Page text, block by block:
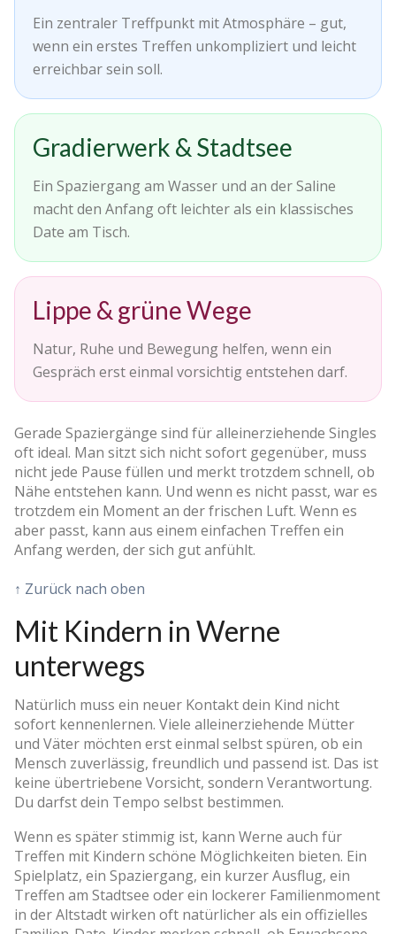
Ein zentraler Treffpunkt mit Atmosphäre – gut,
wenn ein erstes Treffen unkompliziert und leicht
erreichbar sein soll.
Gradierwerk & Stadtsee
Ein Spaziergang am Wasser und an der Saline
macht den Anfang oft leichter als ein klassisches
Date am Tisch.
Lippe & grüne Wege
Natur, Ruhe und Bewegung helfen, wenn ein
Gespräch erst einmal vorsichtig entstehen darf.
Gerade Spaziergänge sind für alleinerziehende Singles
oft ideal. Man sitzt sich nicht sofort gegenüber, muss
nicht jede Pause füllen und merkt trotzdem schnell, ob
Nähe entstehen kann. Und wenn es nicht passt, war es
trotzdem ein Moment an der frischen Luft. Wenn es
aber passt, kann aus einem einfachen Treffen ein
Anfang werden, der sich gut anfühlt.
↑ Zurück nach oben
Mit Kindern in Werne
unterwegs
Natürlich muss ein neuer Kontakt dein Kind nicht
sofort kennenlernen. Viele alleinerziehende Mütter
und Väter möchten erst einmal selbst spüren, ob ein
Mensch zuverlässig, freundlich und passend ist. Das ist
keine übertriebene Vorsicht, sondern Verantwortung.
Du darfst dein Tempo selbst bestimmen.
Wenn es später stimmig ist, kann Werne auch für
Treffen mit Kindern schöne Möglichkeiten bieten. Ein
Spielplatz, ein Spaziergang, ein kurzer Ausflug, ein
Treffen am Stadtsee oder ein lockerer Familienmoment
in der Altstadt wirken oft natürlicher als ein offizielles